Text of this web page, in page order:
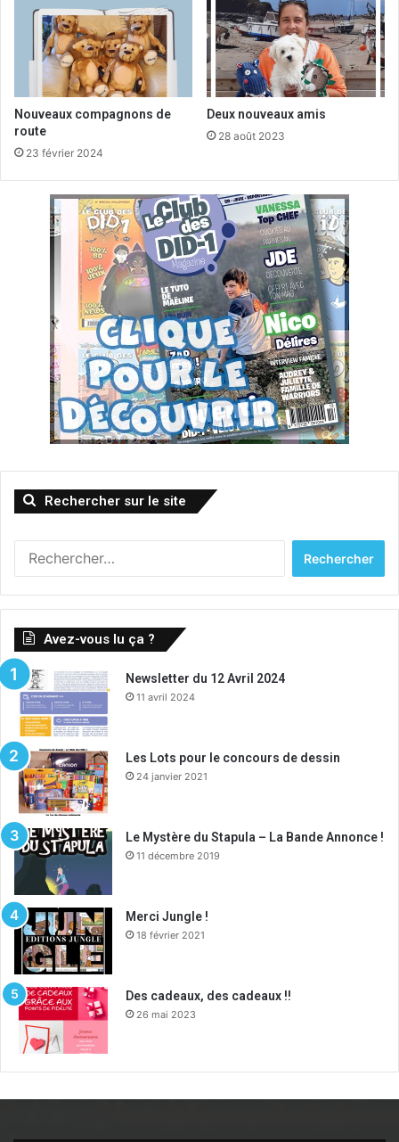
Nouveaux compagnons de
route
23 février 2024
Deux nouveaux amis
28 août 2023
Rechercher sur le site
Avez-vous lu ça ?
Newsletter du 12 Avril 2024
11 avril 2024
Les Lots pour le concours de dessin
24 janvier 2021
Le Mystère du Stapula – La Bande Annonce !
11 décembre 2019
Merci Jungle !
18 février 2021
Des cadeaux, des cadeaux !!
26 mai 2023